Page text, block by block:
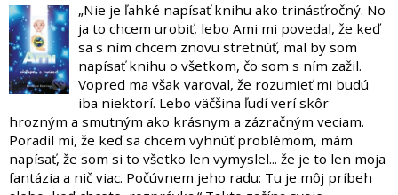
„Nie je ľahké napísať knihu ako trinásťročný. No
ja to chcem urobiť, lebo Ami mi povedal, že keď
sa s ním chcem znovu stretnúť, mal by som
napísať knihu o všetkom, čo som s ním zažil.
Vopred ma však varoval, že rozumieť mi budú
iba niektorí. Lebo väčšina ľudí verí skôr
hrozným a smutným ako krásnym a zázračným veciam.
Poradil mi, že keď sa chcem vyhnúť problémom, mám
napísať, že som si to všetko len vymyslel... že je to len moja
fantázia a nič viac. Počúvnem jeho radu: Tu je môj príbeh